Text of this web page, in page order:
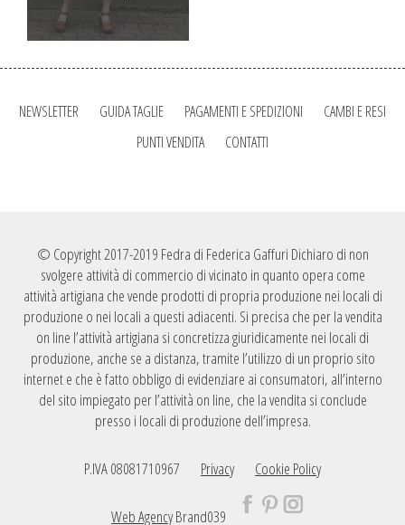
NEWSLETTER GUIDA TAGLIE PAGAMENTI E SPEDIZIONI
CAMBI E RESI
PUNTI VENDITA
CONTATTI
© Copyright 2017-2019 Fedra di Federica Gaffuri Dichiaro di non
svolgere attività di commercio di vicinato in quanto opera come
attività artigiana che vende prodotti di propria produzione nei locali di
produzione o nei locali a questi adiacenti. Si precisa che per la vendita
on line l’attività artigiana si concretizza giuridicamente nei locali di
produzione, anche se a distanza, tramite l’utilizzo di un proprio sito
internet e che è fatto obbligo di evidenziare ai consumatori, all’interno
del sito impiegato per l’attività on line, che la vendita si conclude
presso i locali di produzione dell’impresa.
P.IVA 08081710967 Privacy Cookie Policy
Web AgencyBrand039